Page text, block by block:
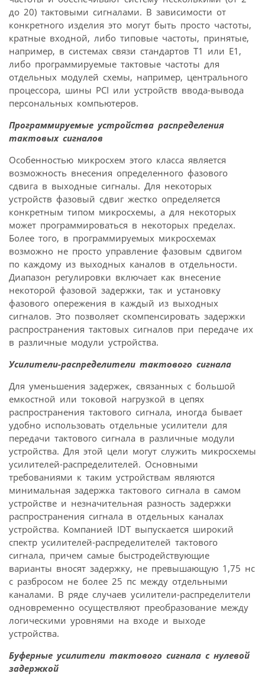
до 20) тактовыми сигналами. В зависимости от
конкретного изделия это могут быть просто частоты,
кратные входной, либо типовые частоты, принятые,
например, в системах связи стандартов T1 или E1,
либо программируемые тактовые частоты для
отдельных модулей схемы, например, центрального
процессора, шины PCI или устройств ввода-вывода
персональных компьютеров.
Программируемые устройства распределения
тактовых сигналов
Особенностью микросхем этого класса является
возможность внесения определенного фазового
сдвига в выходные сигналы. Для некоторых
устройств фазовый сдвиг жестко определяется
конкретным типом микросхемы, а для некоторых
может программироваться в некоторых пределах.
Более того, в программируемых микросхемах
возможно не просто управление фазовым сдвигом
по каждому из выходных каналов в отдельности.
Диапазон регулировки включает как внесение
некоторой фазовой задержки, так и установку
фазового опережения в каждый из выходных
сигналов. Это позволяет скомпенсировать задержки
распространения тактовых сигналов при передаче их
в различные модули устройства.
Усилители-распределители тактового сигнала
Для уменьшения задержек, связанных с большой
емкостной или токовой нагрузкой в цепях
распространения тактового сигнала, иногда бывает
удобно использовать отдельные усилители для
передачи тактового сигнала в различные модули
устройства. Для этой цели могут служить микросхемы
усилителей-распределителей. Основными
требованиями к таким устройствам являются
минимальная задержка тактового сигнала в самом
устройстве и незначительная разность задержки
распространения сигнала в отдельных каналах
устройства. Компанией IDT выпускается широкий
спектр усилителей-распределителей тактового
сигнала, причем самые быстродействующие
варианты вносят задержку, не превышающую 1,75 нс
с разбросом не более 25 пс между отдельными
каналами. В ряде случаев усилители-распределители
одновременно осуществляют преобразование между
логическими уровнями на входе и выходе
устройства.
Буферные усилители тактового сигнала с нулевой
задержкой